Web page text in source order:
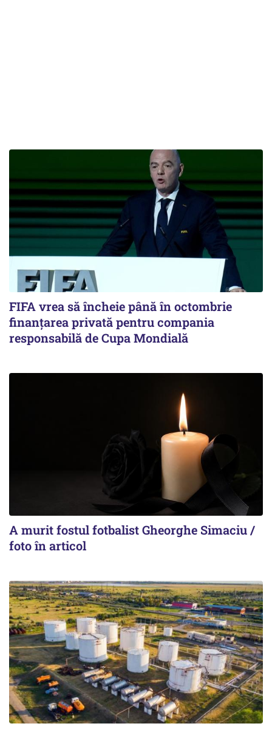
FIFA vrea să încheie până în octombrie
finanțarea privată pentru compania
responsabilă de Cupa Mondială
A murit fostul fotbalist Gheorghe Simaciu /
foto în articol